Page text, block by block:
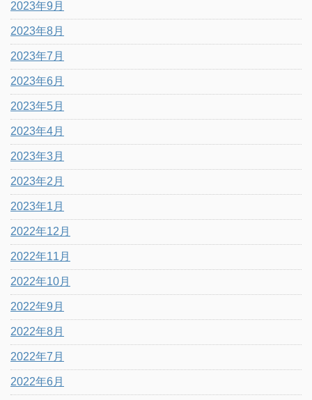
2023年9月
2023年8月
2023年7月
2023年6月
2023年5月
2023年4月
2023年3月
2023年2月
2023年1月
2022年12月
2022年11月
2022年10月
2022年9月
2022年8月
2022年7月
2022年6月